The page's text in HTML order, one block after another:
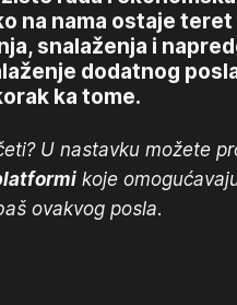
na nama ostaje teret
snalaženja i
dodatnog
ka tome.
U nastavku možete
koje
ovakvog posla.